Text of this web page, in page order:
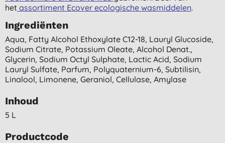
het assortiment Ecover ecologische wasmiddelen.
Ingrediënten
Aqua, Fatty Alcohol Ethoxylate C12-18, Lauryl Glucoside,
Sodium Citrate, Potassium Oleate, Alcohol Denat.,
Glycerin, Sodium Octyl Sulphate, Lactic Acid, Sodium
Lauryl Sulfate, Parfum, Polyquaternium-6, Subtilisin,
Linalool, Limonene, Geraniol, Cellulase, Amylase
Inhoud
5 L
Productcode